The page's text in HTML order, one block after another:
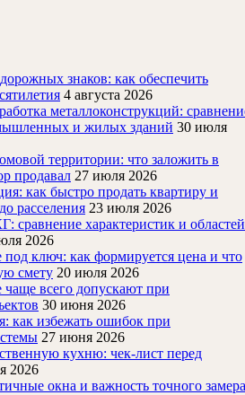
знаков: как обеспечить
4 августа 2026
металлоконструкций:
и жилых зданий 30 июля
территории: что заложить в
продавал 27 июля 2026
как быстро продать квартиру и
расселения 23 июля 2026
сравнение характеристик и областей
2026
под ключ: как формируется цена и что
смету 20 июля 2026
всего допускают при
30 июня 2026
как избежать ошибок при
27 июня 2026
кухню: чек-лист перед
2026
окна и важность точного замера